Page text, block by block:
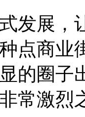
发展，
点商业
的圈子
常激烈